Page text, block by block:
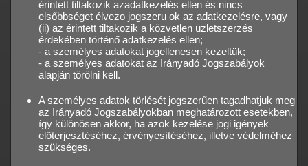
érintett tiltakozik azadatkezelés ellen és nincs
elsőbbséget élvezo jogszeru ok az adatkezelésre, vagy
(ii) az érintett tiltakozik a közvetlen üzletszerzés
érdekében történő adatkezelés ellen;
- a személyes adatokat jogellenesen kezeltük;
- a személyes adatokat az Irányadó Jogszabályok
alapján törölni kell.
A személyes adatok törlését jogszerűen tagadhatjuk meg
az Irányadó Jogszabályokban meghatározott esetekben,
így különösen akkor, ha azok kezelése jogi igények
előterjesztéséhez, érvényesítéséhez, illetve védelméhez
szükséges.